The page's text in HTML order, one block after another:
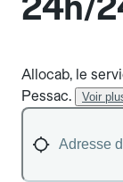
Allocab, le
Pessac.
Voir